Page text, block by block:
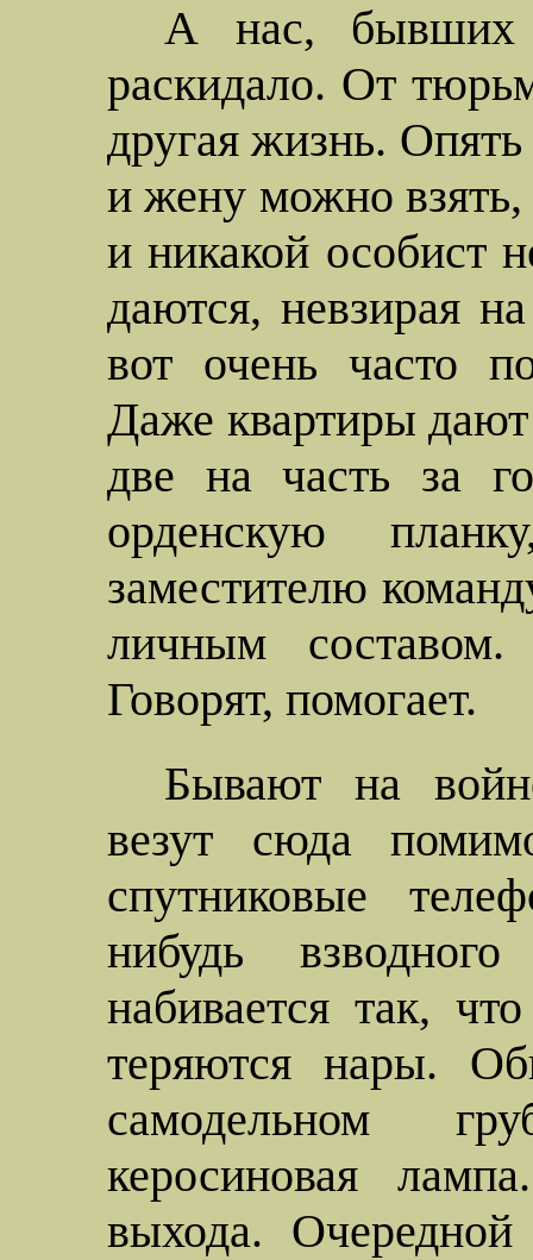
А нас, бывших
раскидало. От
другая жизнь.
и жену можно
и никакой особист
даются, невзирая
вот очень часто
Даже квартиры
две на часть за
орденскую
заместителю
личным составом.
Говорят, помогает.
Бывают на
везут сюда
спутниковые
нибудь
набивается так,
теряются нары.
самодельном
керосиновая
выхода.